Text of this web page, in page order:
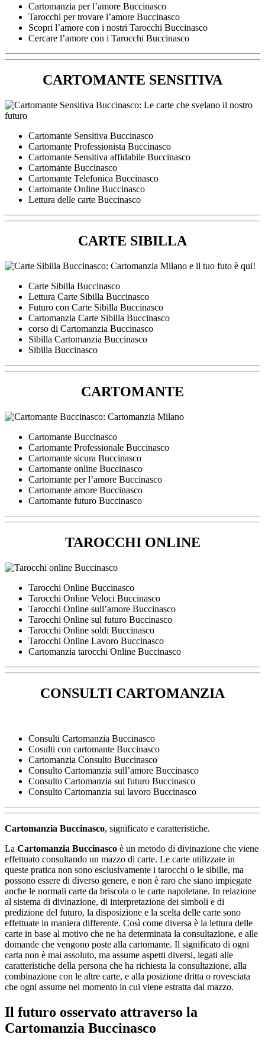
Cartomanzia per l’amore Buccinasco
Tarocchi per trovare l’amore Buccinasco
Scopri l’amore con i nostri Tarocchi Buccinasco
Cercare l’amore con i Tarocchi Buccinasco
CARTOMANTE SENSITIVA
Cartomante Sensitiva Buccinasco
Cartomante Professionista Buccinasco
Cartomante Sensitiva affidabile Buccinasco
Cartomante Buccinasco
Cartomante Telefonica Buccinasco
Cartomante Online Buccinasco
Lettura delle carte Buccinasco
CARTE SIBILLA
Carte Sibilla Buccinasco
Lettura Carte Sibilla Buccinasco
Futuro con Carte Sibilla Buccinasco
Cartomanzia Carte Sibilla Buccinasco
corso di Cartomanzia Buccinasco
Sibilla Cartomanzia Buccinasco
Sibilla Buccinasco
CARTOMANTE
Cartomante Buccinasco
Cartomante Professionale Buccinasco
Cartomante sicura Buccinasco
Cartomante online Buccinasco
Cartomante per l’amore Buccinasco
Cartomante amore Buccinasco
Cartomante futuro Buccinasco
TAROCCHI ONLINE
Tarocchi Online Buccinasco
Tarocchi Online Veloci Buccinasco
Tarocchi Online sull’amore Buccinasco
Tarocchi Online sul futuro Buccinasco
Tarocchi Online soldi Buccinasco
Tarocchi Online Lavoro Buccinasco
Cartomanzia tarocchi Online Buccinasco
CONSULTI CARTOMANZIA
Consulti Cartomanzia Buccinasco
Cosulti con cartomante Buccinasco
Cartomanzia Consulto Buccinasco
Consulto Cartomanzia sull’amore Buccinasco
Consulto Cartomanzia sul futuro Buccinasco
Consulto Cartomanzia sul lavoro Buccinasco
Cartomanzia Buccinasco, significato e caratteristiche.
La Cartomanzia Buccinasco è un metodo di divinazione che viene
effettuato consultando un mazzo di carte. Le carte utilizzate in
queste pratica non sono esclusivamente i tarocchi o le sibille, ma
possono essere di diverso genere, e non è raro che siano impiegate
anche le normali carte da briscola o le carte napoletane. In relazione
al sistema di divinazione, di interpretazione dei simboli e di
predizione del futuro, la disposizione e la scelta delle carte sono
effettuate in maniera differente. Così come diversa è la lettura delle
carte in base al motivo che ne ha determinata la consultazione, e alle
domande che vengono poste alla cartomante. Il significato di ogni
carta non è mai assoluto, ma assume aspetti diversi, legati alle
caratteristiche della persona che ha richiesta la consultazione, alla
combinazione con le altre carte, e alla posizione dritta o rovesciata
che ogni assume nel momento in cui viene estratta dal mazzo.
Il futuro osservato attraverso la
Cartomanzia Buccinasco